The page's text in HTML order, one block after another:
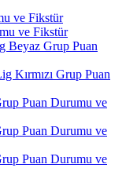
ve Fikstür
ve Fikstür
Beyaz Grup Puan
Kırmızı Grup Puan
Puan Durumu ve
Puan Durumu ve
Puan Durumu ve